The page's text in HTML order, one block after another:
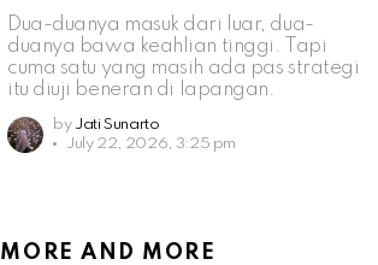
Dua-duanya masuk dari luar, dua-
duanya bawa keahlian tinggi. Tapi
cuma satu yang masih ada pas strategi
itu diuji beneran di lapangan.
by Jati Sunarto
July 22, 2026, 3:25 pm
MORE AND MORE